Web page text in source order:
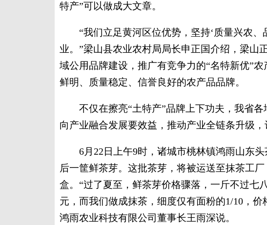
特产”可以做成大文章。
“我们立足黄河区位优势，坚持‘质量兴农、
业。”梁山县农业农村局局长申正国介绍，梁山
域公用品牌建设，推广有竞争力的“名特新优”
鲜明、质量稳定、信誉良好的农产品品牌。
不仅在擦亮“土特产”品牌上下功夫，我省各
向产业融合发展要效益，推动产业全链条升级，
6月22日上午9时，诸城市桃林镇鸿雨山东头
后一筐鲜茶芽。这批茶芽，将被运送至抹茶工
盒。“过了夏至，鲜茶芽价格骤落，一斤不过七
元，而我们做成抹茶，细度仅有面粉的1/10，
鸿雨农业科技有限公司董事长王雨深说。